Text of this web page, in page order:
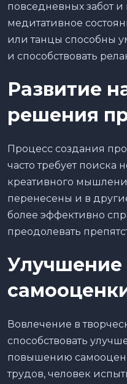
повседневных забот и
медитативное
или танцы способны
и способствовать
Развитие
решения
Процесс создания
часто требует поиска
креативного
перенесены и в
более эффективно
преодолевать
Улучшение
Вовлечение в
способствовать
повышению
трудов, человек